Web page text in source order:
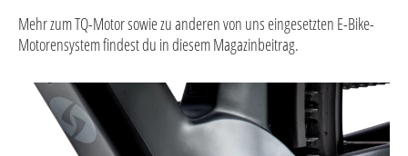
Mehr zum TQ-Motor sowie zu anderen von uns eingesetzten E-Bike-
Motorensystem findest du in diesem Magazinbeitrag.